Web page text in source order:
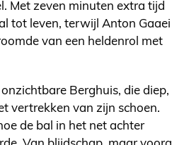
Met zeven minuten extra tijd
tot leven, terwijl Anton Gaaei
van een heldenrol met
Berghuis, die diep,
vertrekken van zijn schoen.
de bal in het net achter